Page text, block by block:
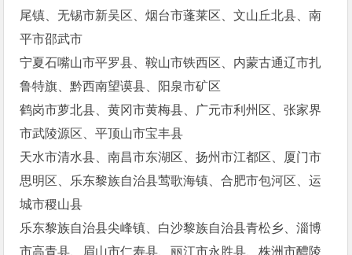
尾镇、无锡市新吴区、烟台市蓬莱区、文山丘北县、南
平市邵武市
宁夏石嘴山市平罗县、鞍山市铁西区、内蒙古通辽市扎
鲁特旗、黔西南望谟县、阳泉市矿区
鹤岗市萝北县、黄冈市黄梅县、广元市利州区、张家界
市武陵源区、平顶山市宝丰县
天水市清水县、南昌市东湖区、扬州市江都区、厦门市
思明区、乐东黎族自治县莺歌海镇、合肥市包河区、运
城市稷山县
乐东黎族自治县尖峰镇、白沙黎族自治县青松乡、淄博
市高青县、眉山市仁寿县、丽江市永胜县、株洲市醴陵